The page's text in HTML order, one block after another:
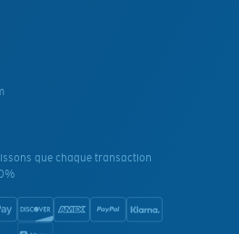
que chaque transaction